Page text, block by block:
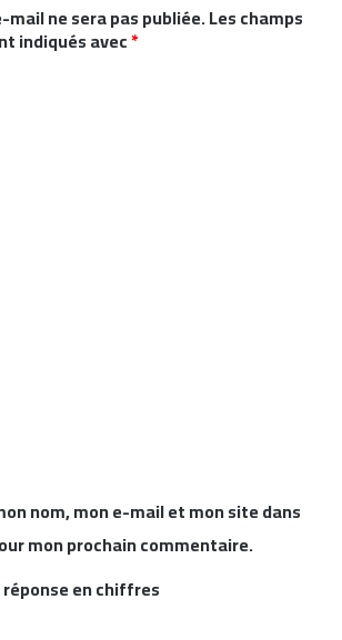
ne sera pas publiée.Les champs
indiqués avec*
nom, mon e-mail et mon site dans
mon prochain commentaire.
en chiffres